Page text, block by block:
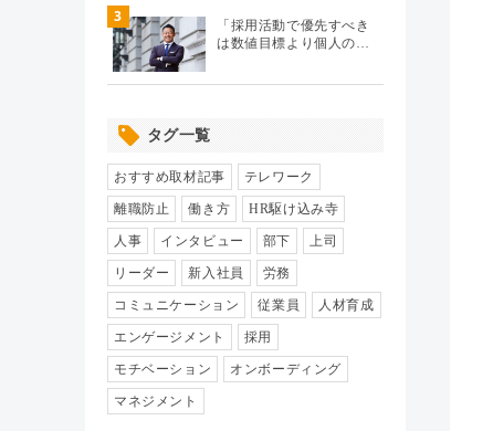
パフォーマンス管理（112）
HR駆け込み寺
HRの基本（33）
リクルーティング（19）
給与制度・設計（8）
人事異動・配置（7）
3
「採用活動で優先すべき
は数値目標より個人の…
タグ一覧
おすすめ取材記事 テレワーク
離職防止 働き方 HR駆け込み寺
人事 インタビュー 部下 上司
リーダー 新入社員 労務
コミュニケーション 従業員 人材育成
エンゲージメント 採用
モチベーション オンボーディング
マネジメント